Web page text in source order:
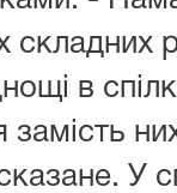
складних
в
замість
У